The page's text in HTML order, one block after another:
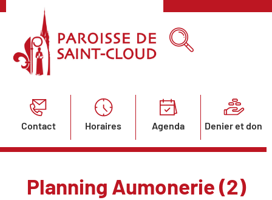
Contact Horaires Agenda Denier et don
Planning Aumonerie (2)